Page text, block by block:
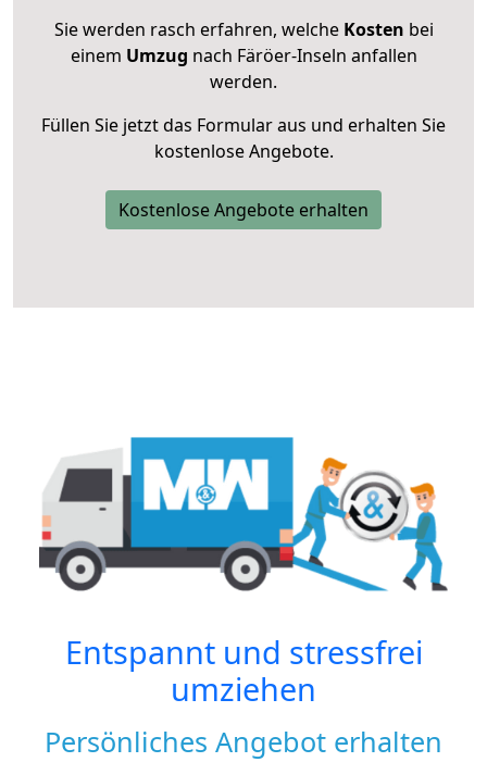
Sie werden rasch erfahren, welche Kosten bei
einem Umzug nach Färöer-Inseln anfallen
werden.
Füllen Sie jetzt das Formular aus und erhalten Sie
kostenlose Angebote.
Kostenlose Angebote erhalten
Entspannt und stressfrei
umziehen
Persönliches Angebot erhalten